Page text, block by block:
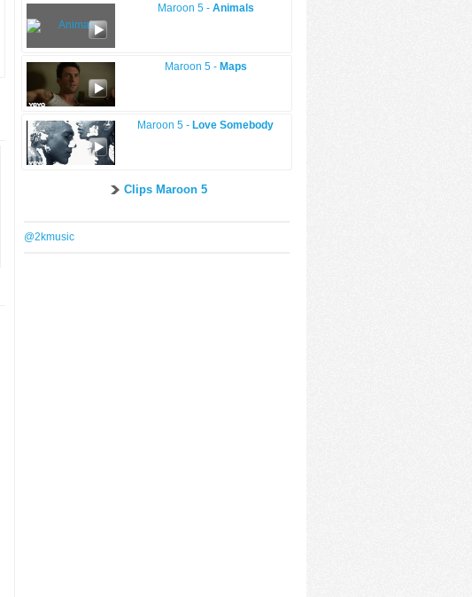
Maroon 5 - Animals
Maroon 5 - Maps
Maroon 5 - Love Somebody
Clips Maroon 5
@2kmusic